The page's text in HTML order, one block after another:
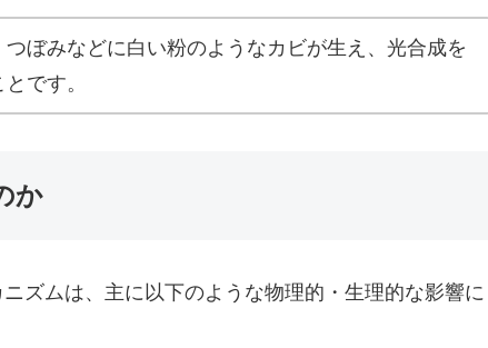
ぼみなどに白い粉のようなカビが生え、光合成を
です。
か
ズムは、主に以下のような物理的・生理的な影響に